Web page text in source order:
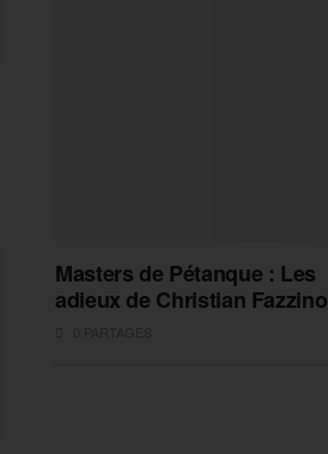
Masters de Pétanque : Les
adieux de Christian Fazzino